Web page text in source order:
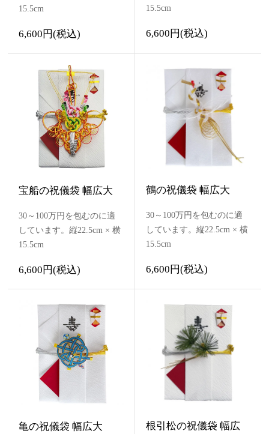
15.5cm
6,600円(税込)
15.5cm
6,600円(税込)
宝船の祝儀袋 幅広大
30～100万円を包むのに適
しています。縦22.5cm × 横
15.5cm
6,600円(税込)
鶴の祝儀袋 幅広大
30～100万円を包むのに適
しています。縦22.5cm × 横
15.5cm
6,600円(税込)
亀の祝儀袋 幅広大
根引松の祝儀袋 幅広